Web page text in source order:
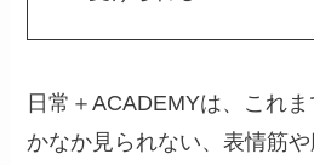
日常＋ACADEMYは、これ
かなか見られない、表情筋